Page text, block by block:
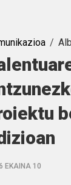
EKAINA 10